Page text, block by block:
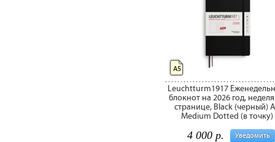
Leuchtturm1917
блокнот на 2026 год,
странице, Black (черный)
Medium Dotted (в точку)
Уведомить
4 000 р.
А5